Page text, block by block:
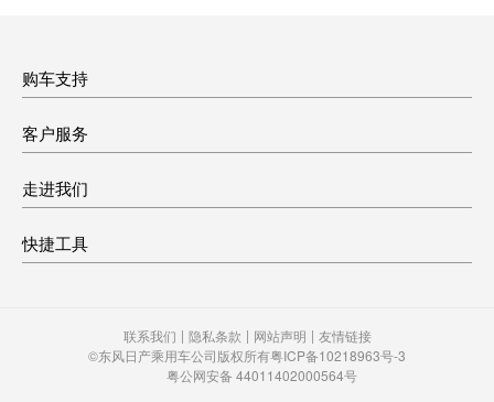
购车支持
客户服务
走进我们
快捷工具
联系我们 | 隐私条款 | 网站声明 | 友情链接
©东风日产乘用车公司版权所有粤ICP备10218963号-3
粤公网安备 44011402000564号